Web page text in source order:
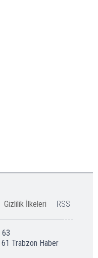
Gizlilik İlkeleri RSS
61 Trabzon Haber